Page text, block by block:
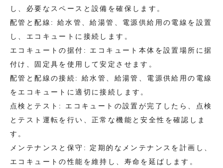
し、必要なスペースと設備を確保します。
配管と配線: 給水管、給湯管、電源供給用の電線を設置
し、エコキュートに接続します。
エコキュートの据付: エコキュート本体を設置場所に据
付け、固定具を使用して安定させます。
配管と配線の接続: 給水管、給湯管、電源供給用の電線
をエコキュートに適切に接続します。
点検とテスト: エコキュートの設置が完了したら、点検
とテスト運転を行い、正常な機能と安全性を確認しま
す。
メンテナンスと保守: 定期的なメンテナンスを計画し、
エコキュートの性能を維持し、寿命を延ばします。